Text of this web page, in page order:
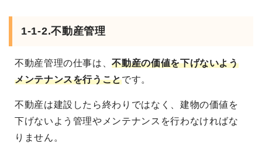
1-1-2.不動産管理
不動産管理の仕事は、不動産の価値を下げないよう
メンテナンスを行うことです。
不動産は建設したら終わりではなく、建物の価値を
下げないよう管理やメンテナンスを行わなければな
りません。